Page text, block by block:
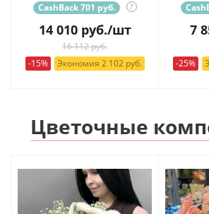
CashBack 701 руб. ?
14 010руб./шт
16 112 руб.
-15%
Экономия 2 102 руб.
7
-25%
Цветочные